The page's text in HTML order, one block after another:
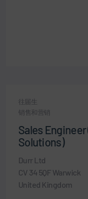
往届生
销售和营销
Sales
Solutions)
Durr Ltd
CV 34 5QF Warwick
United Kingdom